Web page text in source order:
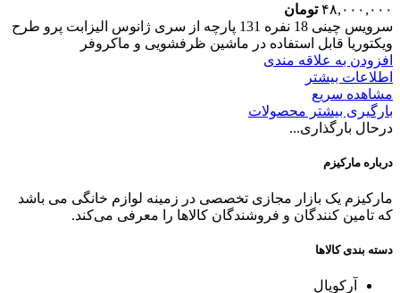
۴۸,۰۰۰,۰۰۰ تومان
سرویس چینی 18 نفره 131 پارچه از سری ژانوس الیزابت پرو طرح
ویکتوریا قابل استفاده در ماشین ظرفشویی و ماکروفر
افزودن به علاقه مندی
اطلاعات بیشتر
مشاهده سریع
بارگیری بیشتر محصولات
درحال بارگذاری...
درباره مارکیزم
مارکیزم یک بازار مجازی تخصصی در زمینه لوازم خانگی می باشد
که تامین کنندگان و فروشندگان کالاها را معرفی می‌کند.
دسته بندی کالاها
آرکوپال